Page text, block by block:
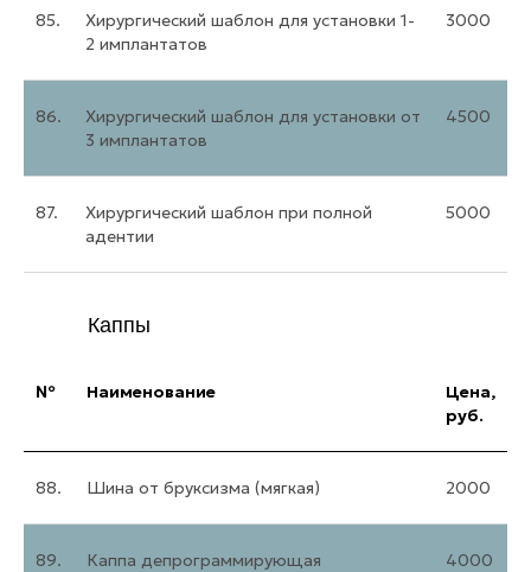
85.
Хирургический шаблон для установки 1-
2 имплантатов
3000
86.
Хирургический шаблон для установки от
3 имплантатов
4500
87.
Хирургический шаблон при полной
адентии
5000
Каппы
№ Наименование
Цена,
руб.
88. Шина от бруксизма (мягкая) 2000
89. Каппа депрограммирующая 4000